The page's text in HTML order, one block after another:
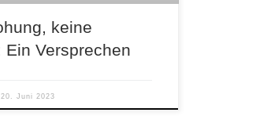
keine
Ein Versprechen
20. Juni 2023